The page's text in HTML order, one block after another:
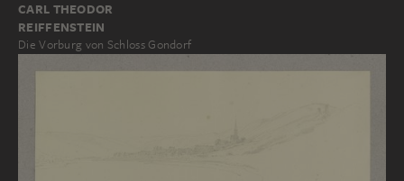
CARL THEODOR
REIFFENSTEIN
Die Vorburg von Schloss Gondorf